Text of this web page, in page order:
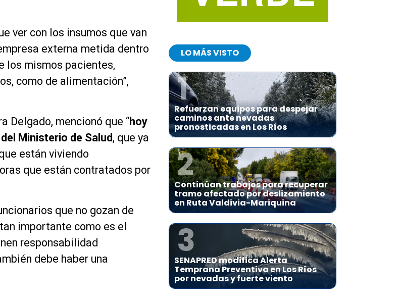
ver con los insumos que van
externa metida dentro
los mismos pacientes,
como de alimentación”,
Delgado, mencionó que “hoy
Ministerio de Salud, que ya
están viviendo
que están contratados por
que no gozan de
importante como es el
responsabilidad
debe haber una
LO MÁS VISTO
1
Refuerzan equipos para despejar
caminos ante nevadas
pronosticadas en Los Ríos
2
Continúan trabajos para recuperar
tramo afectado por deslizamiento
en Ruta Valdivia-Mariquina
3
SENAPRED modifica Alerta
Temprana Preventiva en Los Ríos
por nevadas y fuerte viento